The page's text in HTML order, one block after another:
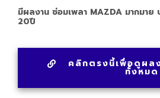
มีผลงาน ซ่อมเพลา MAZDA มากมาย
20ปี
คลิกตรงนี้เพื่อดูผล
ทั้งหมด